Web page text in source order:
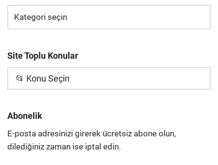
Site Toplu Konular
📂 Konu Seçin
Abonelik
E-posta adresinizi girerek ücretsiz abone olun,
dilediğiniz zaman ise iptal edin.